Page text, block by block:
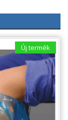
Új termék